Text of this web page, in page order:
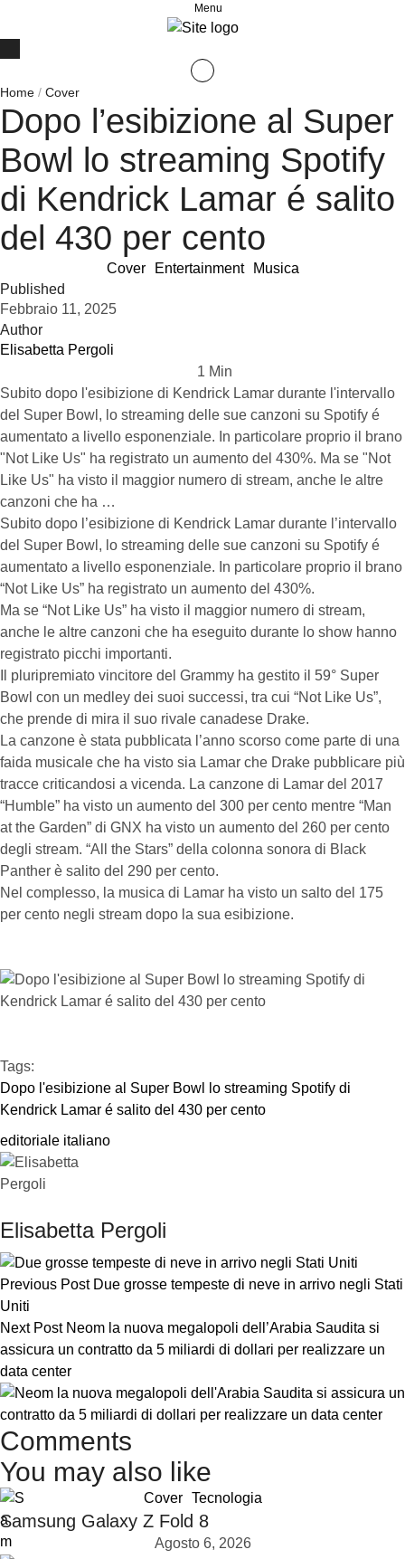
Menu
Home / Cover
Dopo l’esibizione al Super
Bowl lo streaming Spotify
di Kendrick Lamar é salito
del 430 per cento
Cover Entertainment
Musica
Published
Febbraio 11, 2025
Author
Elisabetta Pergoli
1 Min
Subito dopo l'esibizione di Kendrick Lamar durante l'intervallo
del Super Bowl, lo streaming delle sue canzoni su Spotify é
aumentato a livello esponenziale. In particolare proprio il brano
"Not Like Us" ha registrato un aumento del 430%. Ma se "Not
Like Us" ha visto il maggior numero di stream, anche le altre
canzoni che ha …
Subito dopo l’esibizione di Kendrick Lamar durante l’intervallo
del Super Bowl, lo streaming delle sue canzoni su Spotify é
aumentato a livello esponenziale. In particolare proprio il brano
“Not Like Us” ha registrato un aumento del 430%.
Ma se “Not Like Us” ha visto il maggior numero di stream,
anche le altre canzoni che ha eseguito durante lo show hanno
registrato picchi importanti.
Il pluripremiato vincitore del Grammy ha gestito il 59° Super
Bowl con un medley dei suoi successi, tra cui “Not Like Us”,
che prende di mira il suo rivale canadese Drake.
La canzone è stata pubblicata l’anno scorso come parte di una
faida musicale che ha visto sia Lamar che Drake pubblicare più
tracce criticandosi a vicenda. La canzone di Lamar del 2017
“Humble” ha visto un aumento del 300 per cento mentre “Man
at the Garden” di GNX ha visto un aumento del 260 per cento
degli stream. “All the Stars” della colonna sonora di Black
Panther è salito del 290 per cento.
Nel complesso, la musica di Lamar ha visto un salto del 175
per cento negli stream dopo la sua esibizione.
Tags:
Dopo l'esibizione al Super Bowl lo streaming Spotify di
Kendrick Lamar é salito del 430 per cento
editoriale italiano
Elisabetta Pergoli
Previous Post Due grosse tempeste di neve in arrivo negli Stati
Uniti
Next Post Neom la nuova megalopoli dell’Arabia Saudita si
assicura un contratto da 5 miliardi di dollari per realizzare un
data center
Comments
You may also like
Cover Tecnologia
Samsung Galaxy Z Fold 8
Agosto 6, 2026